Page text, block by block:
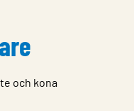
och kona